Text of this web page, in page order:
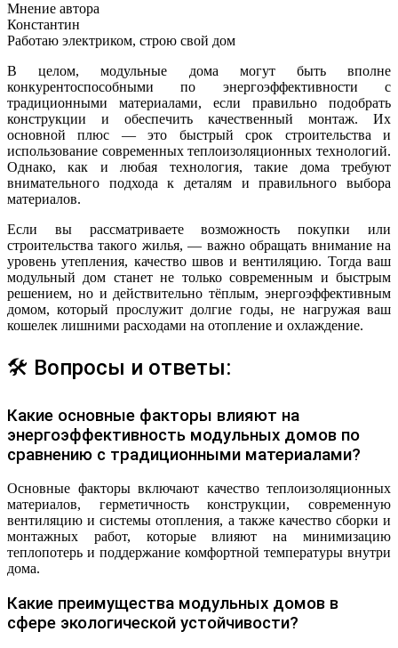
Мнение автора
Константин
Работаю электриком, строю свой дом
В целом, модульные дома могут быть вполне
конкурентоспособными по энергоэффективности с
традиционными материалами, если правильно подобрать
конструкции и обеспечить качественный монтаж. Их
основной плюс — это быстрый срок строительства и
использование современных теплоизоляционных технологий.
Однако, как и любая технология, такие дома требуют
внимательного подхода к деталям и правильного выбора
материалов.
Если вы рассматриваете возможность покупки или
строительства такого жилья, — важно обращать внимание на
уровень утепления, качество швов и вентиляцию. Тогда ваш
модульный дом станет не только современным и быстрым
решением, но и действительно тёплым, энергоэффективным
домом, который прослужит долгие годы, не нагружая ваш
кошелек лишними расходами на отопление и охлаждение.
🛠 Вопросы и ответы:
Какие основные факторы влияют на
энергоэффективность модульных домов по
сравнению с традиционными материалами?
Основные факторы включают качество теплоизоляционных
материалов, герметичность конструкции, современную
вентиляцию и системы отопления, а также качество сборки и
монтажных работ, которые влияют на минимизацию
теплопотерь и поддержание комфортной температуры внутри
дома.
Какие преимущества модульных домов в
сфере экологической устойчивости?